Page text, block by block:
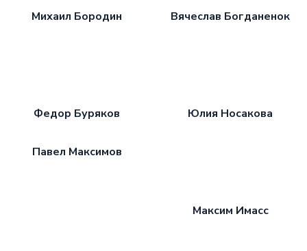
Михаил Бородин Вячеслав Богданенок
Федор Буряков Юлия Носакова
Павел Максимов
Максим Имасс